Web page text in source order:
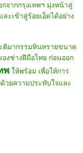
จากกรุงเทพฯ มุ่งหน้าสู่
เข้าสู่ร้อยเอ็ดได้อย่าง
ติมากรรมหินทรายขนาด
งช่างฝีมือไทย ก่อนออก
พ ให้พร้อม เพื่อให้การ
วยความประทับใจและ